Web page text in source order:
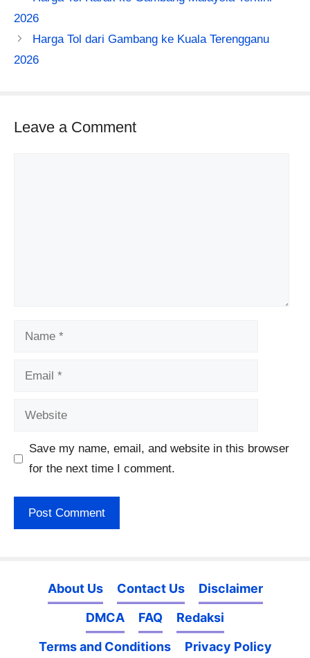
2026
Harga Tol dari Gambang ke Kuala Terengganu
2026
Leave a Comment
Name
Email
Website
Save my name, email, and website in this browser
for the next time I comment.
About Us Contact Us
Disclaimer
DMCA
FAQ
Redaksi
Terms and Conditions
Privacy Policy